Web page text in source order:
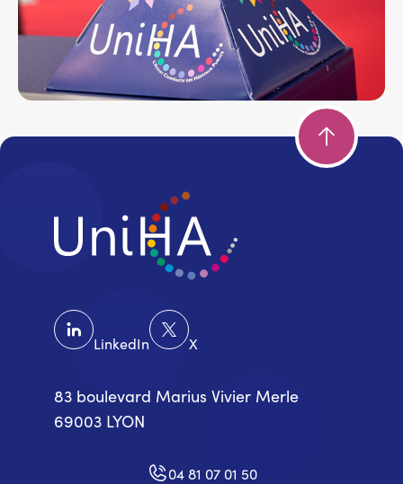
LinkedIn X
83 boulevard Marius Vivier Merle
69003 LYON
04 81 07 01 50